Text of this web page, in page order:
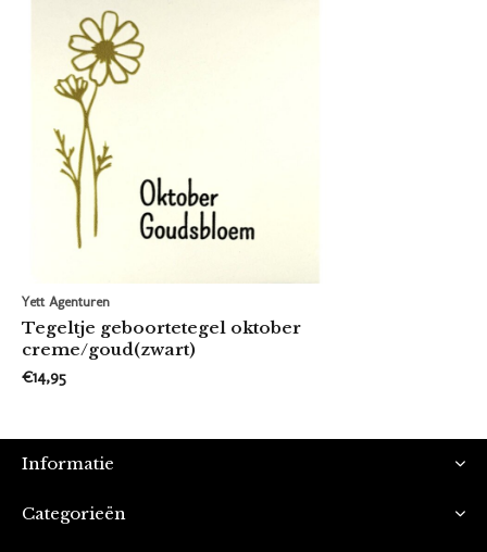
Yett Agenturen
Tegeltje geboortetegel oktober
creme/goud(zwart)
€14,95
Informatie
Categorieën